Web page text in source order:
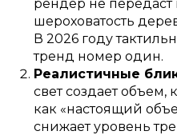
рендер не передаст
шероховатость
В 2026 году
тренд номер один.
Реалистичные
свет создает объем,
как «настоящий
снижает уровень